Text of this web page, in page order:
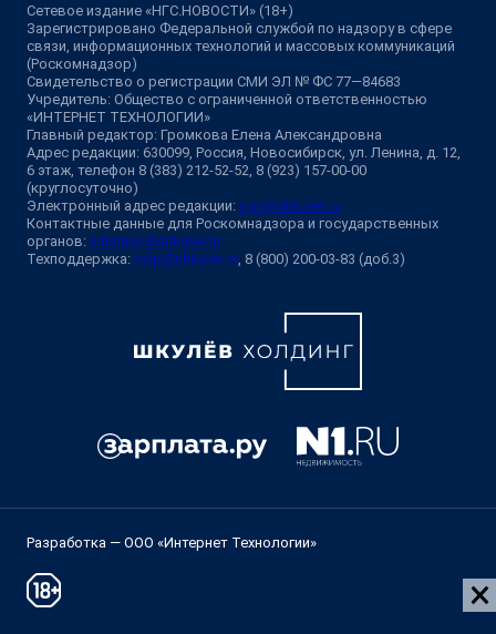
Сетевое издание «НГС.НОВОСТИ» (18+)
Зарегистрировано Федеральной службой по надзору в сфере
связи, информационных технологий и массовых коммуникаций
(Роскомнадзор)
Свидетельство о регистрации СМИ ЭЛ № ФС 77—84683
Учредитель: Общество с ограниченной ответственностью
«ИНТЕРНЕТ ТЕХНОЛОГИИ»
Главный редактор: Громкова Елена Александровна
Адрес редакции: 630099, Россия, Новосибирск, ул. Ленина, д. 12,
6 этаж, телефон 8 (383) 212-52-52, 8 (923) 157-00-00
(круглосуточно)
Электронный адрес редакции: ngs@shkulev.ru
Контактные данные для Роскомнадзора и государственных
органов: juristnsk@shkulev.ru
Техподдержка: help@shkulev.ru , 8 (800) 200-03-83 (доб.3)
Разработка — ООО «Интернет Технологии»